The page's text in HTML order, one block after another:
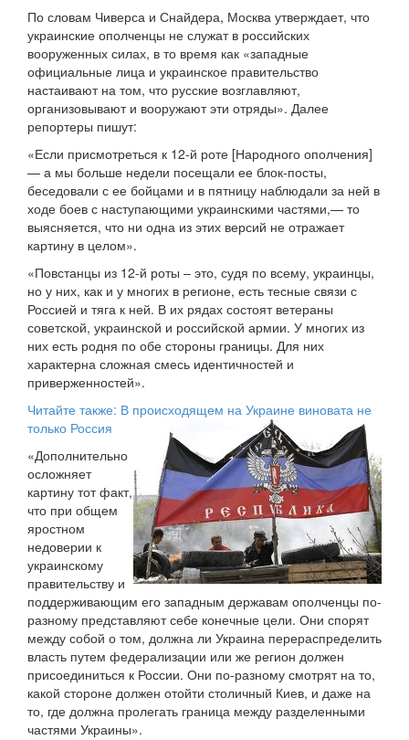
По словам Чиверса и Снайдера, Москва утверждает, что
украинские ополченцы не служат в российских
вооруженных силах, в то время как «западные
официальные лица и украинское правительство
настаивают на том, что русские возглавляют,
организовывают и вооружают эти отряды». Далее
репортеры пишут:
«Если присмотреться к 12-й роте [Народного ополчения]
— а мы больше недели посещали ее блок-посты,
беседовали с ее бойцами и в пятницу наблюдали за ней в
ходе боев с наступающими украинскими частями,— то
выясняется, что ни одна из этих версий не отражает
картину в целом».
«Повстанцы из 12-й роты – это, судя по всему, украинцы,
но у них, как и у многих в регионе, есть тесные связи с
Россией и тяга к ней. В их рядах состоят ветераны
советской, украинской и российской армии. У многих из
них есть родня по обе стороны границы. Для них
характерна сложная смесь идентичностей и
приверженностей».
Читайте также: В происходящем на Украине виновата не
только Россия
«Дополнительно
осложняет
картину тот факт,
что при общем
яростном
недоверии к
украинскому
правительству и
поддерживающим его западным державам ополченцы по-
разному представляют себе конечные цели. Они спорят
между собой о том, должна ли Украина перераспределить
власть путем федерализации или же регион должен
присоединиться к России. Они по-разному смотрят на то,
какой стороне должен отойти столичный Киев, и даже на
то, где должна пролегать граница между разделенными
частями Украины».